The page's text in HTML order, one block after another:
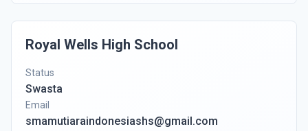
Royal Wells High School
Status
Swasta
Email
smamutiaraindonesiashs@gmail.com